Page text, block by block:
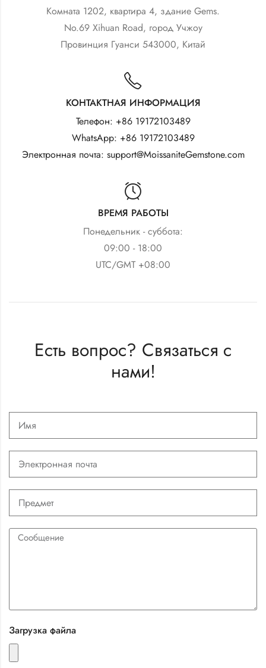
Комната 1202, квартира 4, здание Gems.
No.69 Xihuan Road, город Учжоу
Провинция Гуанси 543000, Китай
КОНТАКТНАЯ ИНФОРМАЦИЯ
Телефон: +86 19172103489
WhatsApp: +86 19172103489
Электронная почта: support@MoissaniteGemstone.com
ВРЕМЯ РАБОТЫ
Понедельник - суббота:
09:00 - 18:00
UTC/GMT +08:00
Есть вопрос? Связаться с
нами!
Загрузка файла